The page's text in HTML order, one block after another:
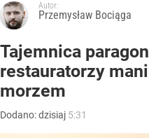
Autor:
Przemysław Bociąga
Tajemnica
restauratorzy
morzem
Dodano:dzisiaj 5:31